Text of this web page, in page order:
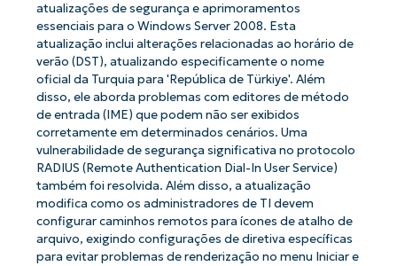
atualizações de segurança e aprimoramentos
essenciais para o Windows Server 2008. Esta
atualização inclui alterações relacionadas ao horário de
verão (DST), atualizando especificamente o nome
oficial da Turquia para 'República de Türkiye'. Além
disso, ele aborda problemas com editores de método
de entrada (IME) que podem não ser exibidos
corretamente em determinados cenários. Uma
vulnerabilidade de segurança significativa no protocolo
RADIUS (Remote Authentication Dial-In User Service)
também foi resolvida. Além disso, a atualização
modifica como os administradores de TI devem
configurar caminhos remotos para ícones de atalho de
arquivo, exigindo configurações de diretiva específicas
para evitar problemas de renderização no menu Iniciar e